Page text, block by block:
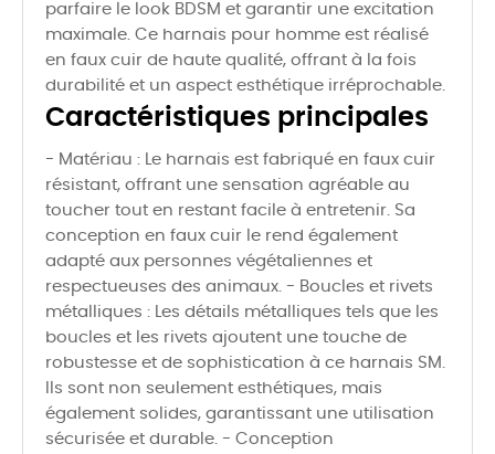
parfaire le look BDSM et garantir une excitation
maximale. Ce harnais pour homme est réalisé
en faux cuir de haute qualité, offrant à la fois
durabilité et un aspect esthétique irréprochable.
Caractéristiques principales
- Matériau : Le harnais est fabriqué en faux cuir
résistant, offrant une sensation agréable au
toucher tout en restant facile à entretenir. Sa
conception en faux cuir le rend également
adapté aux personnes végétaliennes et
respectueuses des animaux. - Boucles et rivets
métalliques : Les détails métalliques tels que les
boucles et les rivets ajoutent une touche de
robustesse et de sophistication à ce harnais SM.
Ils sont non seulement esthétiques, mais
également solides, garantissant une utilisation
sécurisée et durable. - Conception